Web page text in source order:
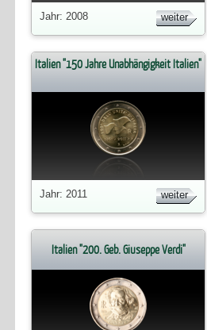
Jahr: 2008 weiter
Italien "150 Jahre Unabhängigkeit Italien"
Jahr: 2011 weiter
Italien "200. Geb. Giuseppe Verdi"